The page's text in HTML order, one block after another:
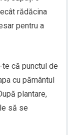
rădăcina
pentru a
te că punctul de
cu pământul
plantare,
să se